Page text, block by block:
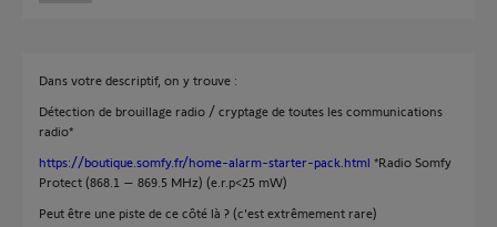
Dans votre descriptif, on y trouve :
Détection de brouillage radio / cryptage de toutes les communications
radio*
https://boutique.somfy.fr/home-alarm-starter-pack.html *Radio Somfy
Protect (868.1 – 869.5 MHz) (e.r.p<25 mW)
Peut être une piste de ce côté là ? (c'est extrêmement rare)